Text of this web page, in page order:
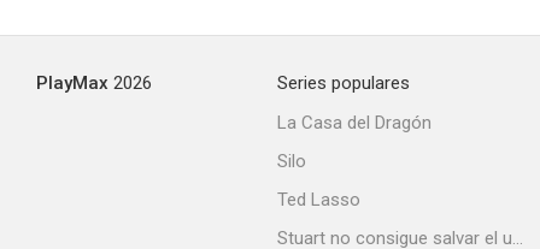
PlayMax 2026
Series populares
La Casa del Dragón
Silo
Ted Lasso
Stuart no consigue salvar el universo